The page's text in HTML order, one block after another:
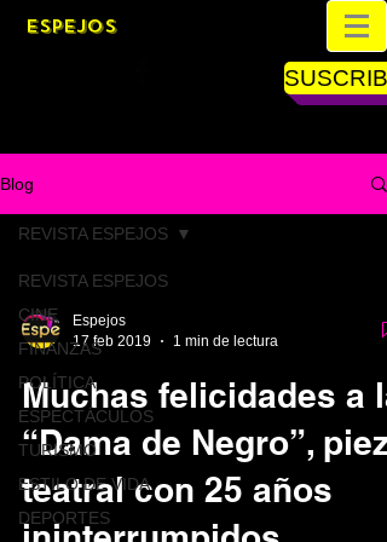
ESPEJOS
Blog
REVISTA ESPEJOS
CINE
FINANZAS
POLÍTICA
ESPECTÁCULOS
TURISMO
ESTILO DE VIDA
DEPORTES
REVISTA ESPEJOS
Espejos
17 feb 2019
1 min de lectura
Muchas felicidades a la
“Dama de Negro”,
teatral con 25 años